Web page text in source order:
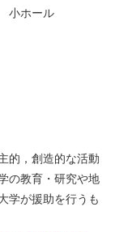
小ホール
的，創造的な活動
の教育・研究や地
学が援助を行うも